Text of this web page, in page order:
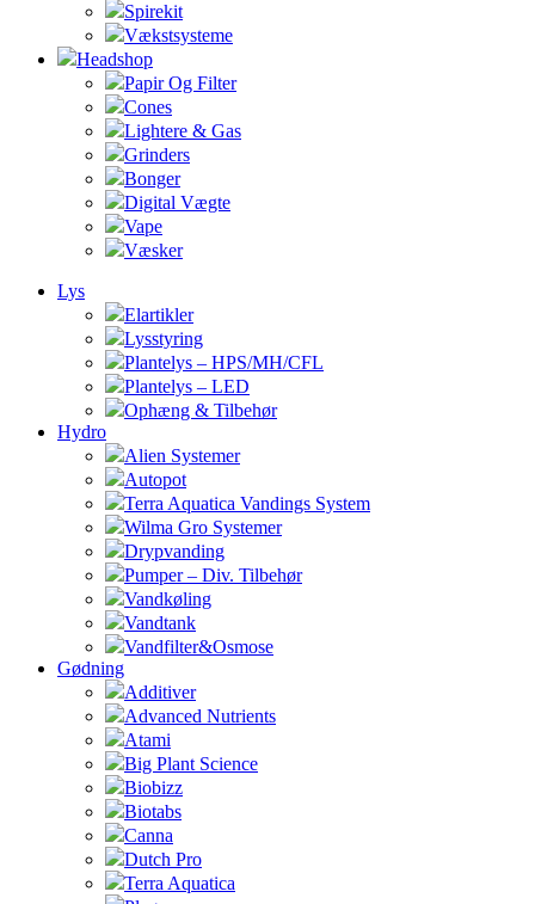
Spirekit
Vækstsysteme
Headshop
Papir Og Filter
Cones
Lightere & Gas
Grinders
Bonger
Digital Vægte
Vape
Væsker
Lys
Elartikler
Lysstyring
Plantelys – HPS/MH/CFL
Plantelys – LED
Ophæng & Tilbehør
Hydro
Alien Systemer
Autopot
Terra Aquatica Vandings System
Wilma Gro Systemer
Drypvanding
Pumper – Div. Tilbehør
Vandkøling
Vandtank
Vandfilter&Osmose
Gødning
Additiver
Advanced Nutrients
Atami
Big Plant Science
Biobizz
Biotabs
Canna
Dutch Pro
Terra Aquatica